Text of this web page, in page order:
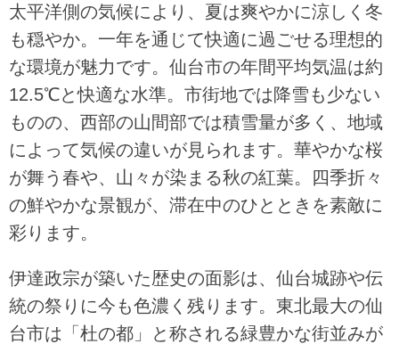
太平洋側の気候により、夏は爽やかに涼しく冬
も穏やか。一年を通じて快適に過ごせる理想的
な環境が魅力です。仙台市の年間平均気温は約
12.5℃と快適な水準。市街地では降雪も少ない
ものの、西部の山間部では積雪量が多く、地域
によって気候の違いが見られます。華やかな桜
が舞う春や、山々が染まる秋の紅葉。四季折々
の鮮やかな景観が、滞在中のひとときを素敵に
彩ります。
伊達政宗が築いた歴史の面影は、仙台城跡や伝
統の祭りに今も色濃く残ります。東北最大の仙
台市は「杜の都」と称される緑豊かな街並みが